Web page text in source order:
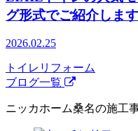
グ形式でご紹介します
2026.02.25
トイレリフォーム
ブログ一覧
ニッカホーム桑名の施工